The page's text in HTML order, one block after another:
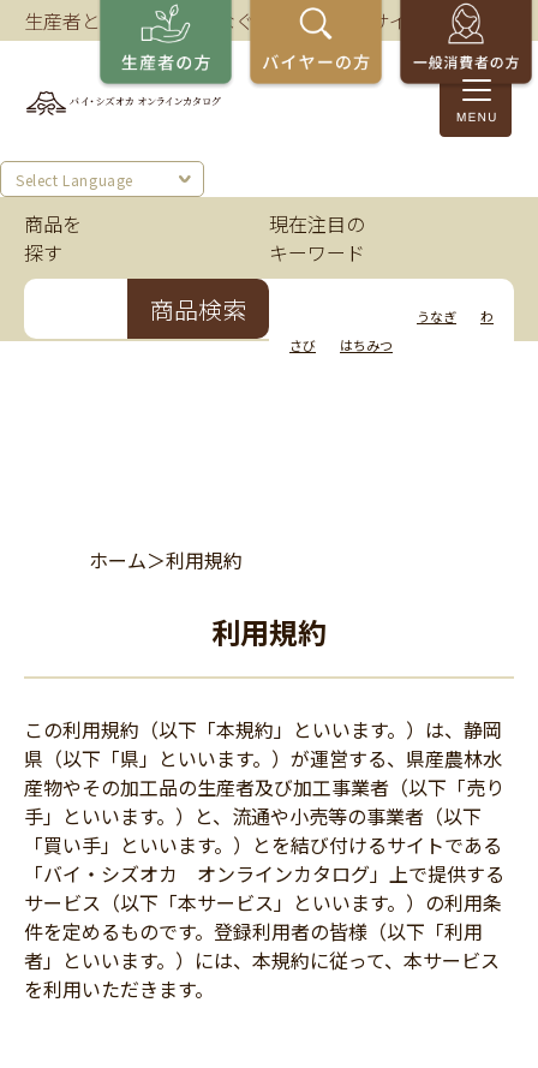
生産者とバイヤーをつなぐ、静岡の商談サイト。
Select Language
商品を
探す
商品検索
現在注目の
キーワード
うなぎ
わ
さび
はちみつ
ホーム＞利用規約
利用規約
この利用規約（以下「本規約」といいます。）は、静岡
県（以下「県」といいます。）が運営する、県産農林水
産物やその加工品の生産者及び加工事業者（以下「売り
手」といいます。）と、流通や小売等の事業者（以下
「買い手」といいます。）とを結び付けるサイトである
「バイ・シズオカ オンラインカタログ」上で提供する
サービス（以下「本サービス」といいます。）の利用条
件を定めるものです。登録利用者の皆様（以下「利用
者」といいます。）には、本規約に従って、本サービス
を利用いただきます。